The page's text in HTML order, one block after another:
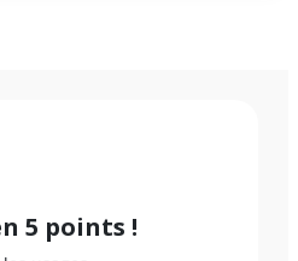
5 points !